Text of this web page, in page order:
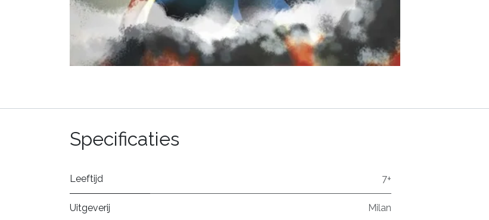
Specificaties
Leeftijd 7+
Uitgeverij Milan